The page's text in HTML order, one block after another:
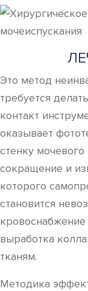
Это метод
требуется
контакт
оказывает
стенку
сокращение и
которого
становится
кровоснабжение
выработка
тканям.
Методика